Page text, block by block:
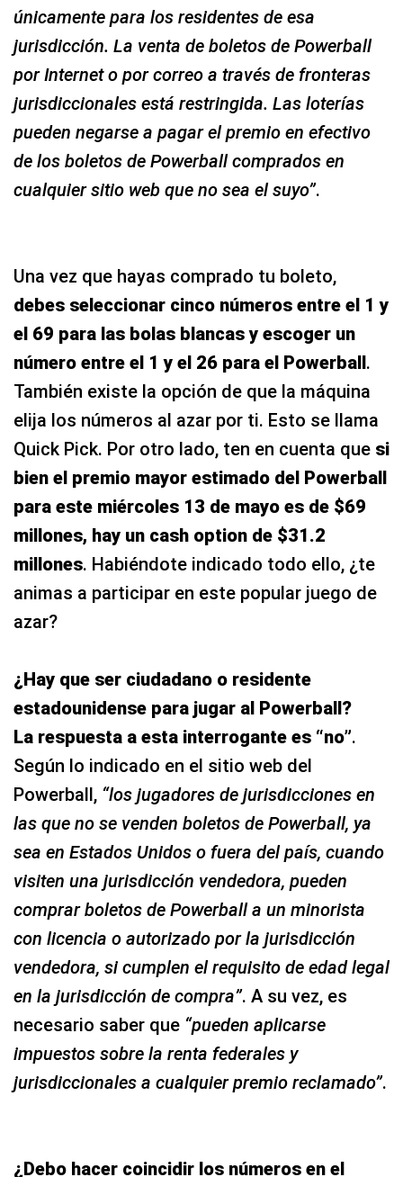
únicamente para los residentes de esa
jurisdicción. La venta de boletos de Powerball
por Internet o por correo a través de fronteras
jurisdiccionales está restringida. Las loterías
pueden negarse a pagar el premio en efectivo
de los boletos de Powerball comprados en
cualquier sitio web que no sea el suyo”.
Una vez que hayas comprado tu boleto,
debes seleccionar cinco números entre el 1 y
el 69 para las bolas blancas y escoger un
número entre el 1 y el 26 para el Powerball.
También existe la opción de que la máquina
elija los números al azar por ti. Esto se llama
Quick Pick. Por otro lado, ten en cuenta que si
bien el premio mayor estimado del Powerball
para este miércoles 13 de mayo es de $69
millones, hay un cash option de $31.2
millones. Habiéndote indicado todo ello, ¿te
animas a participar en este popular juego de
azar?
¿Hay que ser ciudadano o residente
estadounidense para jugar al Powerball?
La respuesta a esta interrogante es “no”.
Según lo indicado en el sitio web del
Powerball, “los jugadores de jurisdicciones en
las que no se venden boletos de Powerball, ya
sea en Estados Unidos o fuera del país, cuando
visiten una jurisdicción vendedora, pueden
comprar boletos de Powerball a un minorista
con licencia o autorizado por la jurisdicción
vendedora, si cumplen el requisito de edad legal
en la jurisdicción de compra”. A su vez, es
necesario saber que “pueden aplicarse
impuestos sobre la renta federales y
jurisdiccionales a cualquier premio reclamado”.
¿Debo hacer coincidir los números en el